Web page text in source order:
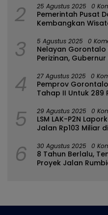
2 25 Agustus 2025 0
Pemerintah Pusat
Kembangkan
3 5 Agustus 2025 0
Nelayan Gorontalo
Perizinan,
4 27 Agustus 2025 0
Pemprov
Tahap II Untuk 289
5 29 Agustus 2025 0
LSM LAK-P2N
Jalan Rp103 Miliar
6 30 Agustus 2025 0
8 Tahun Berlalu,
Proyek Jalan